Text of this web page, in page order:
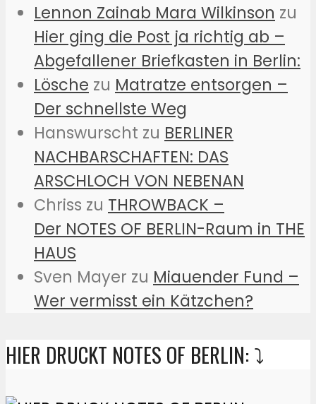
Lennon Zainab Mara Wilkinson zu
Hier ging die Post ja richtig ab –
Abgefallener Briefkasten in Berlin:
Lösche zu Matratze entsorgen –
Der schnellste Weg
Hanswurscht zu BERLINER
NACHBARSCHAFTEN: DAS
ARSCHLOCH VON NEBENAN
Chriss zu THROWBACK –
Der NOTES OF BERLIN-Raum in THE
HAUS
Sven Mayer zu Miauender Fund –
Wer vermisst ein Kätzchen?
HIER DRUCKT NOTES OF BERLIN: ⤵️